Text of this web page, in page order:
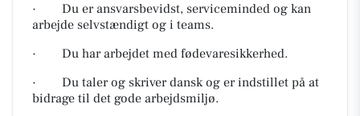
· Du er ansvarsbevidst, serviceminded og kan
arbejde selvstændigt og i teams.
· Du har arbejdet med fødevaresikkerhed.
· Du taler og skriver dansk og er indstillet på at
bidrage til det gode arbejdsmiljø.